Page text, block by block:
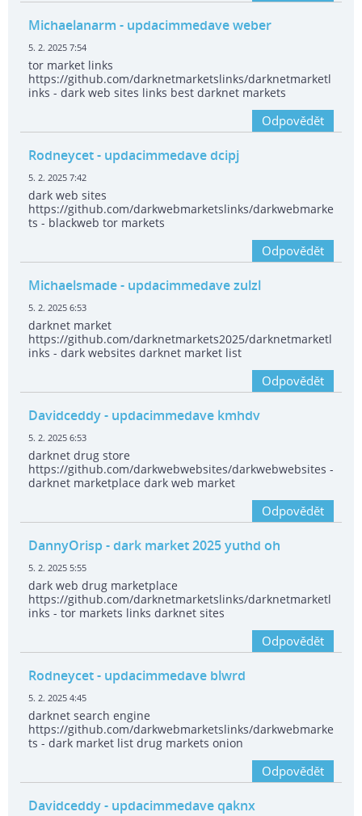
Michaelanarm - updacimmedave weber
5. 2. 2025 7:54
tor market links
https://github.com/darknetmarketslinks/darknetmarketl
inks - dark web sites links best darknet markets
Odpovědět
Rodneycet- updacimmedave dcipj
5. 2. 2025 7:42
dark web sites
https://github.com/darkwebmarketslinks/darkwebmarke
ts - blackweb tor markets
Odpovědět
Michaelsmade- updacimmedave zulzl
5. 2. 2025 6:53
darknet market
https://github.com/darknetmarkets2025/darknetmarketl
inks - dark websites darknet market list
Odpovědět
Davidceddy- updacimmedave kmhdv
5. 2. 2025 6:53
darknet drug store
https://github.com/darkwebwebsites/darkwebwebsites -
darknet marketplace dark web market
Odpovědět
DannyOrisp - dark market 2025 yuthd oh
5. 2. 2025 5:55
dark web drug marketplace
https://github.com/darknetmarketslinks/darknetmarketl
inks - tor markets links darknet sites
Odpovědět
Rodneycet- updacimmedave blwrd
5. 2. 2025 4:45
darknet search engine
https://github.com/darkwebmarketslinks/darkwebmarke
ts - dark market list drug markets onion
Odpovědět
Davidceddy- updacimmedave qaknx